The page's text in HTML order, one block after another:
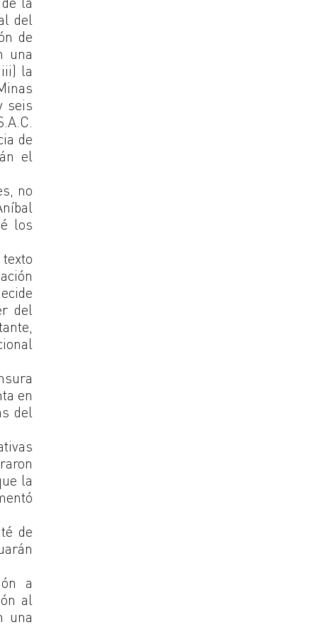
del
de
una
la
seis
de
el
no
los
del
en
del
la
de
a
al
una